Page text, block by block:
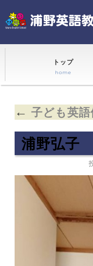
トップ
home
← 子ども英
浦野弘子